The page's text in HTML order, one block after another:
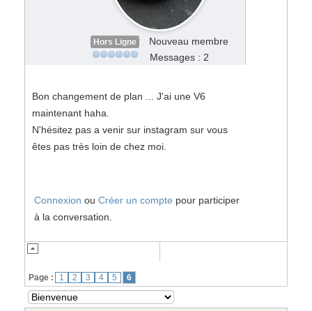
Hors Ligne
Nouveau membre
Messages : 2
Bon changement de plan ... J'ai une V6
maintenant haha.
N'hésitez pas a venir sur instagram sur vous
êtes pas très loin de chez moi.
Connexion ou Créer un compte pour participer
à la conversation.
Page : 1 2 3 4 5 6